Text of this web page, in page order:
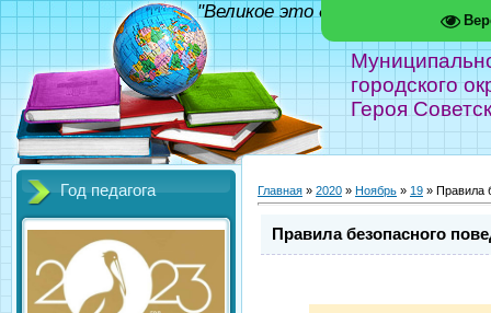
городского
Героя
"Великое это дело - школа!"
Год педагога Главная » 2020 » Ноябрь » 19 » Правила
Правила безопасного